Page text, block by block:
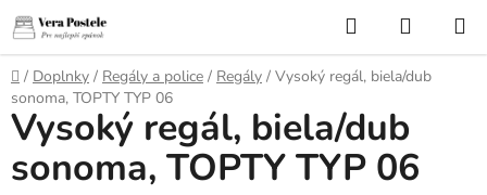
Prejsť
na
obsah
Hľadať
KOŠÍK
Domov
/ Doplnky / Regály a police / Regály / Vysoký regál, biela/dub
sonoma, TOPTY TYP 06
Vysoký regál, biela/dub
sonoma, TOPTY TYP 06